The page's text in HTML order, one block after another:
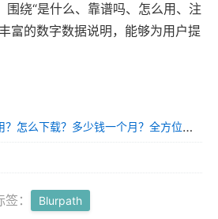
围绕“是什么、靠谱吗、怎么用、注
富的数字数据说明，能够为用户提
Blurpath是什么？有什么用？怎么下载？多少钱一个月？全方位详细解读
签： Blurpath